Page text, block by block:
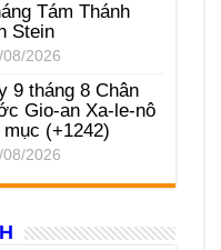
Tám Thánh
Stein
08/2026
9 tháng 8 Chân
Gio-an Xa-le-nô
mục (+1242)
08/2026